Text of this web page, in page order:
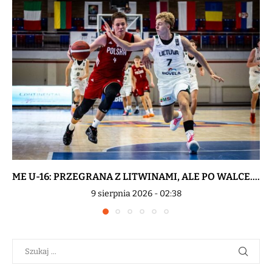
ME U-16: PRZEGRANA Z LITWINAMI, ALE PO WALCE....
9 sierpnia 2026 - 02:38